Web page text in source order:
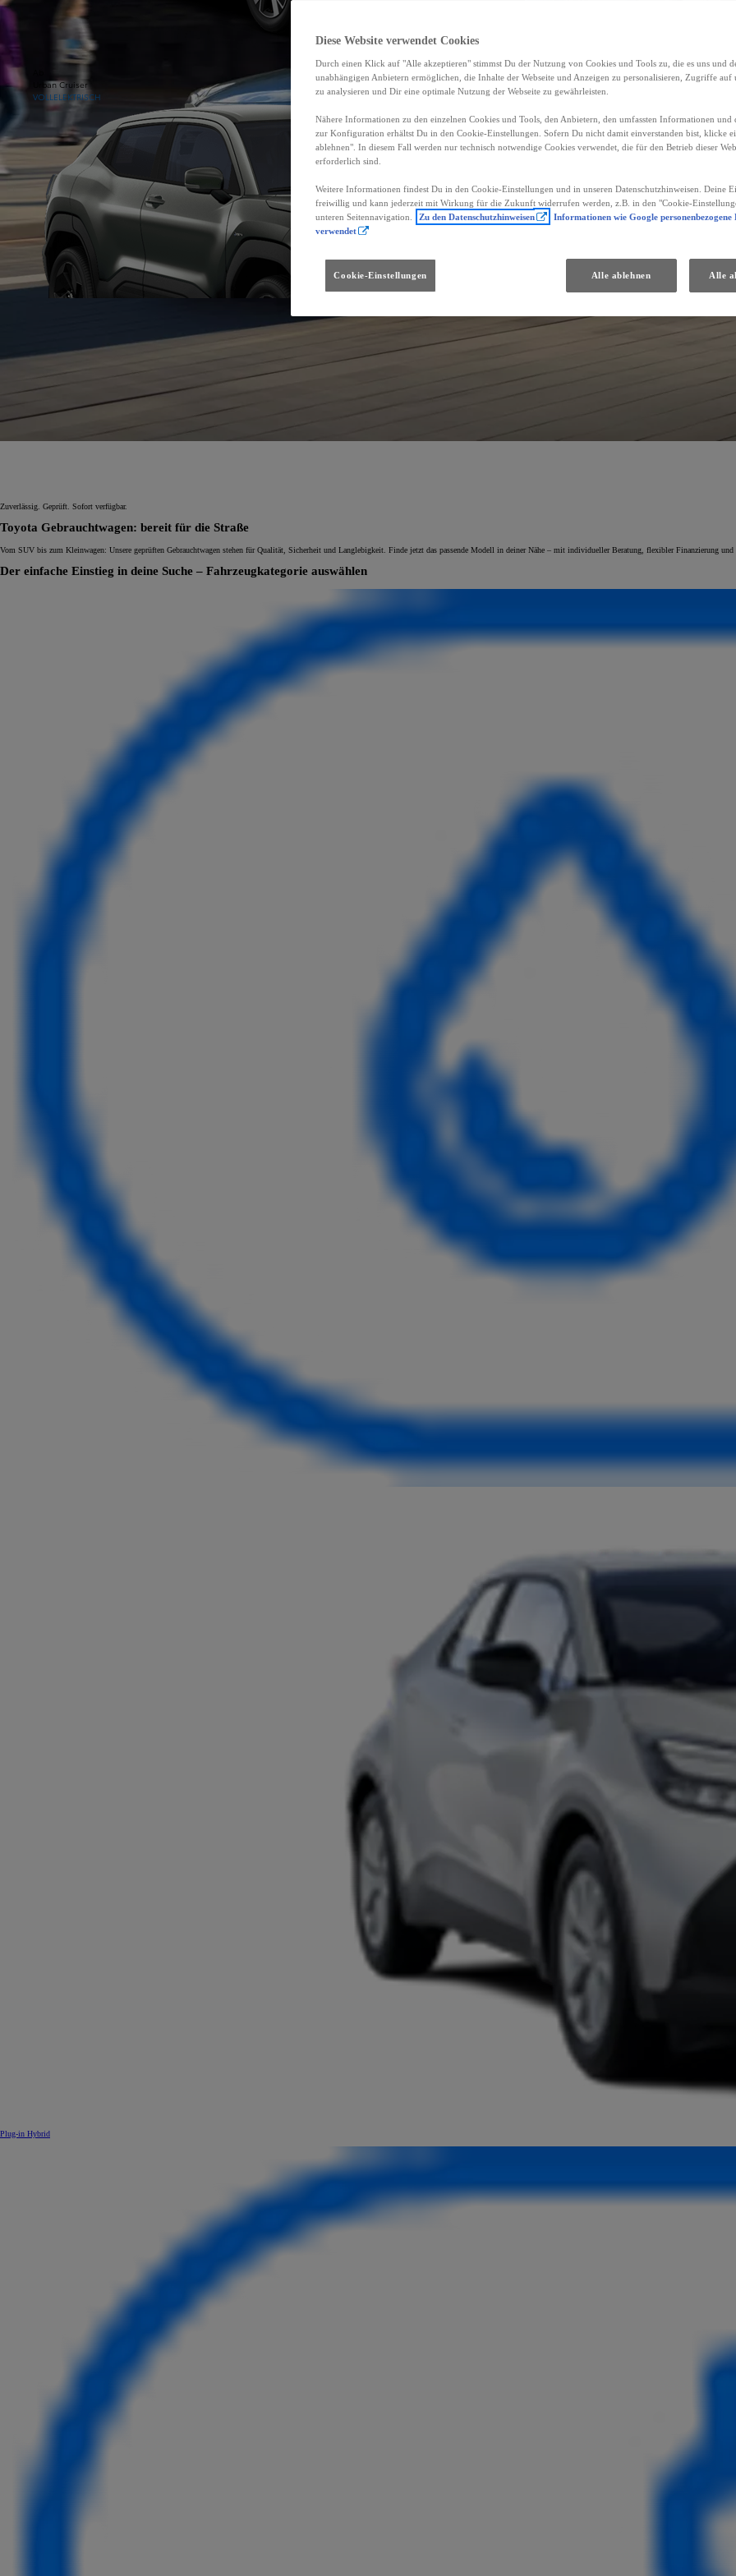
Urban Cruiser
VOLLELEKTRISCH
C-HR
Zuverlässig. Geprüft. Sofort verfügbar.
Toyota Gebrauchtwagen: bereit für die Straße
Vom SUV bis zum Kleinwagen: Unsere geprüften Gebrauchtwagen stehen für Qualität, Sicherheit und Langlebigkeit. Finde jetzt das passende Modell in deiner Nähe – mit individueller Beratung, flexibler Finanzierung und
Der einfache Einstieg in deine Suche – Fahrzeugkategorie auswählen
Plug-in Hybrid
Diese Website verwendet Cookies
Durch einen Klick auf "Alle akzeptieren" stimmst Du der Nutzung von Cookies und Tools zu, die es uns und
unabhängigen Anbietern ermöglichen, die Inhalte der Webseite und Anzeigen zu personalisieren, Zugriffe auf
zu analysieren und Dir eine optimale Nutzung der Webseite zu gewährleisten.
Nähere Informationen zu den einzelnen Cookies und Tools, den Anbietern, den umfassten Informationen
zur Konfiguration erhältst Du in den Cookie-Einstellungen. Sofern Du nicht damit einverstanden bist, klicke
ablehnen". In diesem Fall werden nur technisch notwendige Cookies verwendet, die für den Betrieb dieser
erforderlich sind.
Weitere Informationen findest Du in den Cookie-Einstellungen und in unseren Datenschutzhinweisen. Deine
freiwillig und kann jederzeit mit Wirkung für die Zukunft widerrufen werden, z.B. in den "Cookie-
unteren Seitennavigation.
Zu den Datenschutzhinweisen
Informationen wie Google personenbezogene
verwendet
Cookie-Einstellungen Alle ablehnen Alle